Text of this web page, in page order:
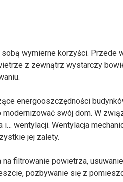
sobą wymierne korzyści. Przede
z zewnątrz wystarczy
energooszczędności
modernizować swój dom. W
wentylacji. Wentylacja
jej zalety.
filtrowanie powietrza,
pozbywanie się z